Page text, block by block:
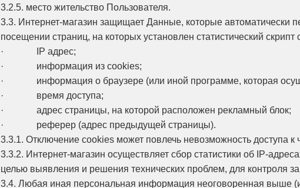
3.2.5. место жительство Пользователя.
3.3. Интернет-магазин защищает Данные, которые автоматически
посещении страниц, на которых установлен статистический скрипт
· IP адрес;
· информация из cookies;
· информация о браузере (или иной программе, которая
· время доступа;
· адрес страницы, на которой расположен рекламный блок;
· реферер (адрес предыдущей страницы).
3.3.1. Отключение cookies может повлечь невозможность доступа
3.3.2. Интернет-магазин осуществляет сбор статистики об IP-
целью выявления и решения технических проблем, для контроля
3.4. Любая иная персональная информация неоговоренная выше